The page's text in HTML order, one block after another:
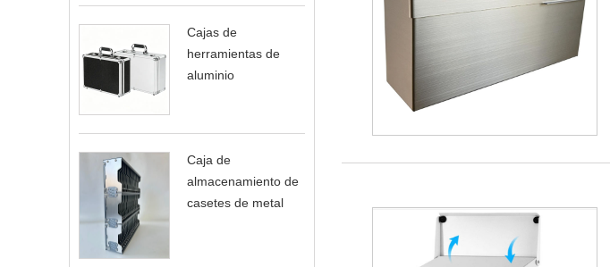
Cajas de
herramientas de
aluminio
Caja de
almacenamiento de
casetes de metal